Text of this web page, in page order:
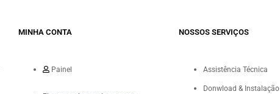
MINHA CONTA
Painel
NOSSOS SERVIÇOS​
Assistência Técnica
Donwload & Instalação